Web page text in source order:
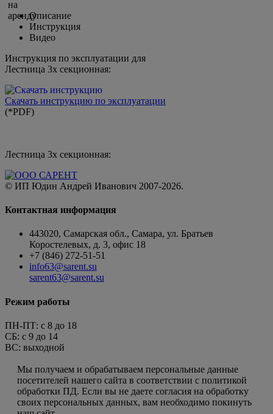
Описание
Инструкция
Видео
Инструкция по эксплуатации для
Лестница 3х секционная:
Скачать инструкцию по эксплуатации
(*PDF)
Лестница 3х секционная:
© ИП Юдин Андрей Иванович 2007-2026.
Контактная информация
443020, Самарская обл., Самара, ул. Братьев
Коростелевых, д. 3, офис 18
+7 (846) 272-51-51
info63@sarent.su
sarent63@sarent.su
Режим работы
ПН-ПТ: c 8 до 18
СБ: с 9 до 14
ВС: выходной
Мы получаем и обрабатываем персональные данные
посетителей нашего сайта в соответствии с политикой
обработки ПД. Если вы не даете согласия на обработку
своих персональных данных, вам необходимо покинуть